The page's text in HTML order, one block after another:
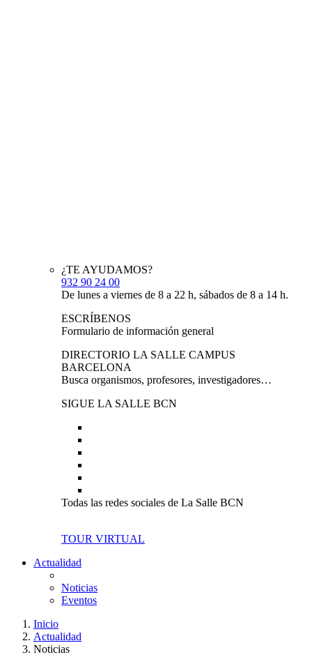
¿TE AYUDAMOS?
932 90 24 00
De lunes a viernes de 8 a 22 h, sábados de 8 a 14 h.
ESCRÍBENOS
Formulario de información general
DIRECTORIO LA SALLE CAMPUS
BARCELONA
Busca organismos, profesores, investigadores…
SIGUE LA SALLE BCN
Todas las redes sociales de La Salle BCN
TOUR VIRTUAL
Actualidad
Noticias
Eventos
Inicio
Actualidad
Noticias